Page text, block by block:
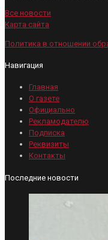
Все новости
Карта сайта
Политика в отношении
Навигация
Главная
О газете
Официально
Рекламодателю
Подписка
Реквизиты
Контакты
Последние новости